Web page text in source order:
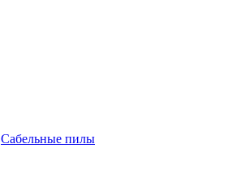
Сабельные пилы